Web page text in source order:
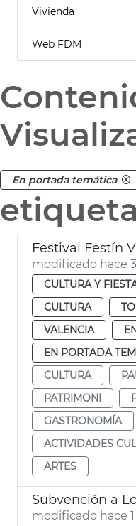
Vivienda
Web FDM
En portada temática
etiqueta
Festival Festín
modificado hace
CULTURA Y
CULTURA
VALENCIA
EN PORTADA
CULTURA
PATRIMONI
GASTRONOMÍA
ACTIVIDADES
ARTES
modificado hace